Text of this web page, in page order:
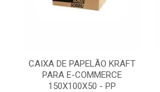
CAIXA DE PAPELÃO KRAFT
PARA E-COMMERCE
150X100X50 - PP